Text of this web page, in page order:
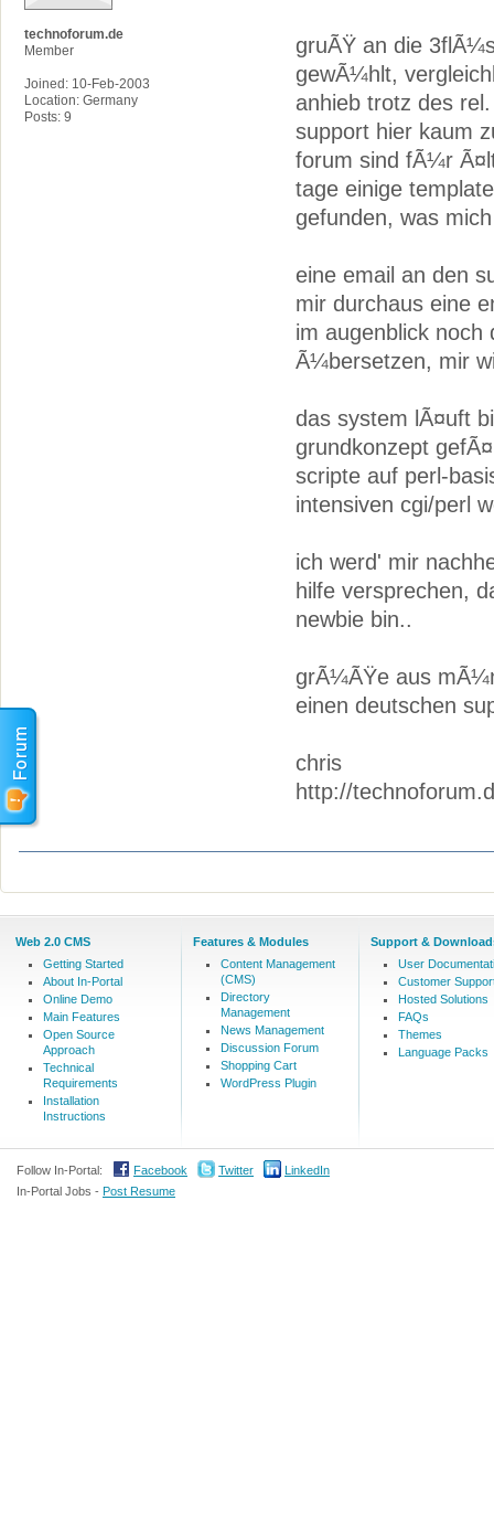
technoforum.de
Member
Joined: 10-Feb-2003
Location: Germany
Posts: 9
gruÃŸ an die
gewÃ¼hlt,
anhieb trotz des
support hier kaum
forum sind fÃ¼r
tage einige
gefunden, was
eine email an den
mir durchaus eine
im augenblick noch
Ã¼bersetzen, mir
das system lÃ¤uft
grundkonzept
scripte auf perl-
intensiven cgi/perl
ich werd' mir
hilfe versprechen,
newbie bin..
grÃ¼ÃŸe aus
einen deutschen
chris
http://
Web 2.0 CMS
Getting Started
About In-Portal
Online Demo
Main Features
Open Source
Approach
Technical
Requirements
Installation
Instructions
Features & Modules
Content Management
(CMS)
Directory
Management
News Management
Discussion Forum
Shopping Cart
WordPress Plugin
Support &
User
Customer
Hosted Solutions
FAQs
Themes
Language Packs
Follow In-Portal: Facebook Twitter
LinkedIn
In-Portal Jobs - Post Resume